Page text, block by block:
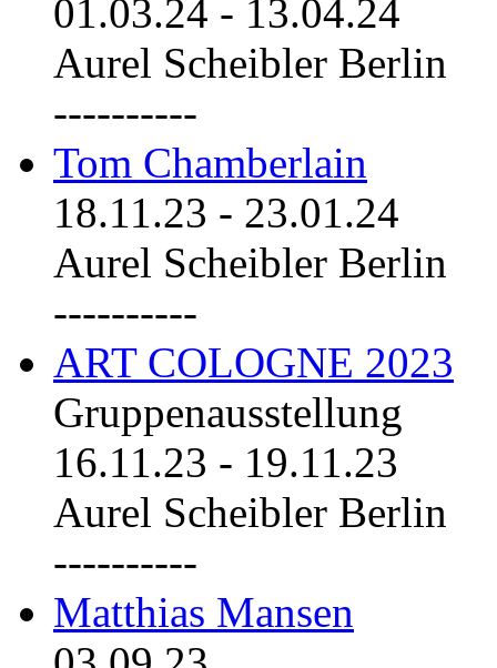
01.03.24 - 13.04.24
Aurel Scheibler Berlin
----------
Tom Chamberlain
18.11.23 - 23.01.24
Aurel Scheibler Berlin
----------
ART COLOGNE 2023
Gruppenausstellung
16.11.23 - 19.11.23
Aurel Scheibler Berlin
----------
Matthias Mansen